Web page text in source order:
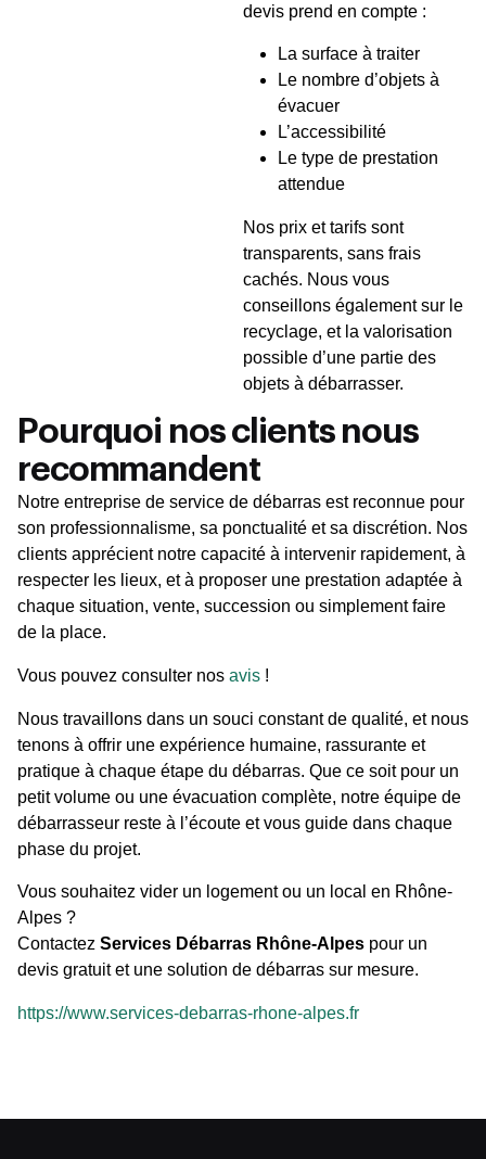
devis prend en compte :
La surface à traiter
Le nombre d’objets à
évacuer
L’accessibilité
Le type de prestation
attendue
Nos prix et tarifs sont
transparents, sans frais
cachés. Nous vous
conseillons également sur le
recyclage, et la valorisation
possible d’une partie des
objets à débarrasser.
Pourquoi nos clients nous
recommandent
Notre entreprise de service de débarras est reconnue pour
son professionnalisme, sa ponctualité et sa discrétion. Nos
clients apprécient notre capacité à intervenir rapidement, à
respecter les lieux, et à proposer une prestation adaptée à
chaque situation, vente, succession ou simplement faire
de la place.
Vous pouvez consulter nos avis !
Nous travaillons dans un souci constant de qualité, et nous
tenons à offrir une expérience humaine, rassurante et
pratique à chaque étape du débarras. Que ce soit pour un
petit volume ou une évacuation complète, notre équipe de
débarrasseur reste à l’écoute et vous guide dans chaque
phase du projet.
Vous souhaitez vider un logement ou un local en Rhône-
Alpes ?
Contactez Services Débarras Rhône-Alpes pour un
devis gratuit et une solution de débarras sur mesure.
https://www.services-debarras-rhone-alpes.fr